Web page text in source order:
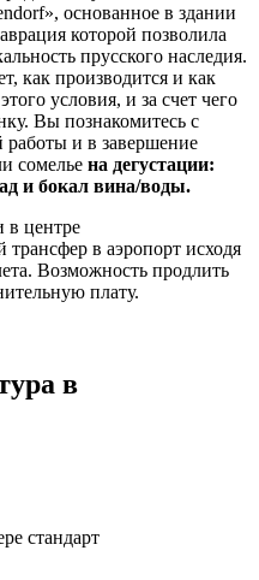
основанное в здании
которой позволила
прусского наследия.
как производится и как
условия, и за счет чего
Вы познакомитесь с
работы и в завершение
сомелье на дегустации:
и бокал вина/воды.
в центре
трансфер в аэропорт исходя
Возможность продлить
плату.
в
стандарт